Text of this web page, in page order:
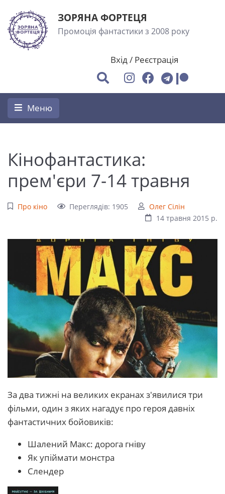
ЗОРЯНА ФОРТЕЦЯ
Промоція фантастики з 2008 року
Вхід/ Реєстрація
Меню
Кінофантастика:
прем'єри 7-14 травня
Про кіно Переглядів: 1905
Олег Сілін
14 травня 2015 р.
За два тижні на великих екранах з'явилися три
фільми, один з яких нагадує про героя давніх
фантастичних бойовиків:
Шалений Макс: дорога гніву
Як упіймати монстра
Слендер